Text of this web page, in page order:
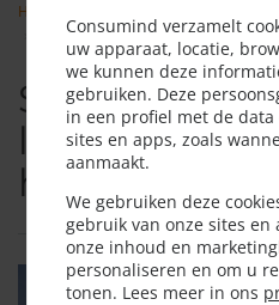
Home
Starters ook in 2021 een lastige
Starters ook
lastige
huizenmarkt
Consumind verzamelt
uw apparaat, locatie,
we kunnen deze
gebruiken. Deze
in een profiel met de
sites en apps, zoals
aanmaakt.
We gebruiken deze
gebruik van onze sites en
onze inhoud en
personaliseren en om u
tonen. Lees meer in ons